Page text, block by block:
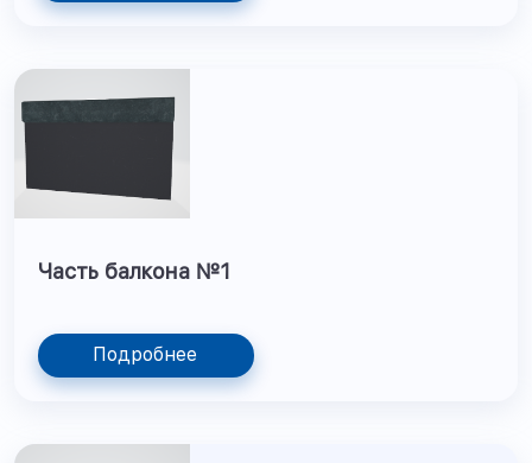
Часть балкона №1
Подробнее